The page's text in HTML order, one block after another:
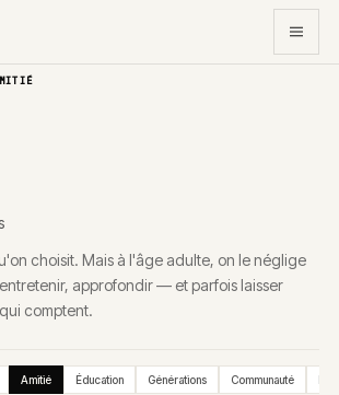
choisit. Mais à l'âge adulte, on le néglige
approfondir — et parfois laisser
comptent.
Amitié Éducation Générations Communauté